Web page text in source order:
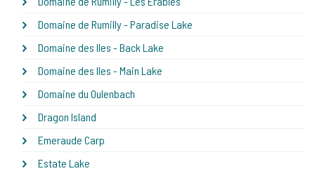
Domaine de Rumilly - Paradise Lake
Domaine des Iles - Back Lake
Domaine des Iles - Main Lake
Domaine du Oulenbach
Dragon Island
Emeraude Carp
Estate Lake